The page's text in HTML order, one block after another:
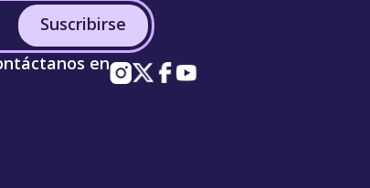
Suscribirse
en